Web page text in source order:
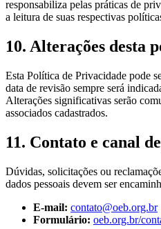
responsabiliza pelas práticas de
a leitura de suas respectivas
10. Alterações desta
Esta Política de Privacidade pode
data de revisão sempre será
Alterações significativas serão
associados cadastrados.
11. Contato e canal
Dúvidas, solicitações ou
dados pessoais devem ser
E-mail: contato@oeb.org.br
Formulário: oeb.org.br/